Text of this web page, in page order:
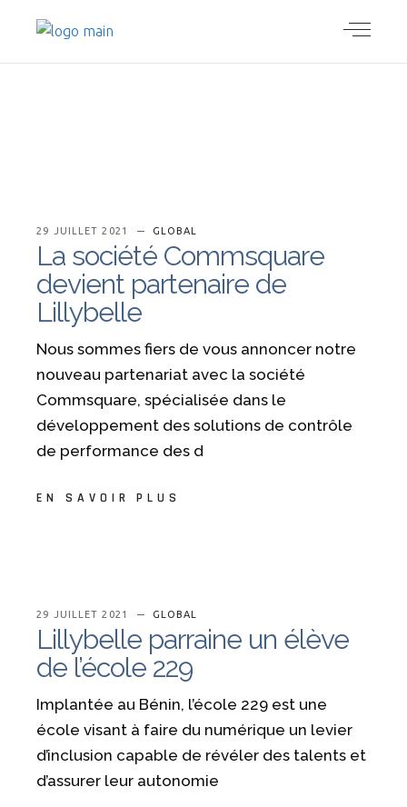
29 JUILLET 2021 GLOBAL
La société Commsquare
devient partenaire de
Lillybelle
Nous sommes fiers de vous annoncer notre
nouveau partenariat avec la société
Commsquare, spécialisée dans le
développement des solutions de contrôle
de performance des d
EN SAVOIR PLUS
29 JUILLET 2021 GLOBAL
Lillybelle parraine un élève
de l’école 229
Implantée au Bénin, l’école 229 est une
école visant à faire du numérique un levier
d’inclusion capable de révéler des talents et
d’assurer leur autonomie